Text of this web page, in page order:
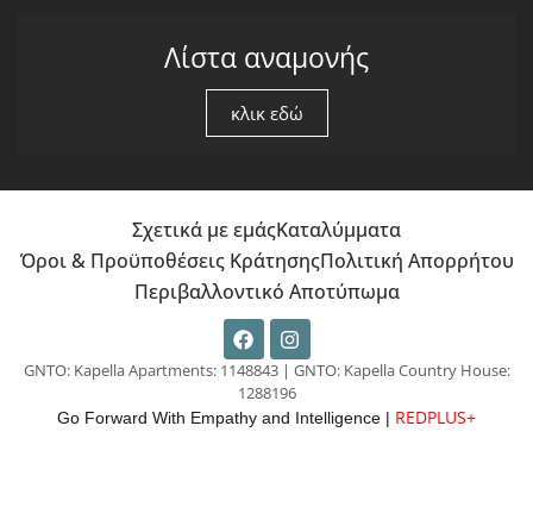
Λίστα αναμονής
κλικ εδώ
Σχετικά με εμάςΚαταλύμματα
Όροι & Προϋποθέσεις ΚράτησηςΠολιτική Απορρήτου
Περιβαλλοντικό Αποτύπωμα
GNTO: Kapella Apartments: 1148843 | GNTO: Kapella Country House:
1288196
Go Forward With Empathy and Intelligence | REDPLUS+